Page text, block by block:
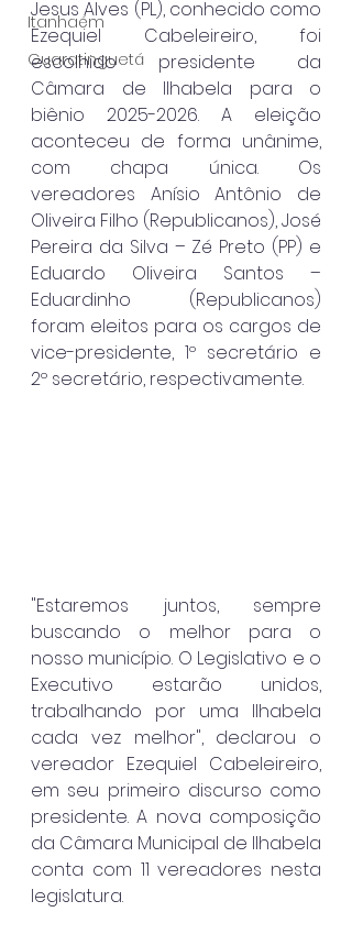
Itanhaém
Guaratinguetá
Jesus Alves (PL), conhecido como
Ezequiel Cabeleireiro, foi
escolhido presidente da
Câmara de Ilhabela para o
biênio 2025-2026. A eleição
aconteceu de forma unânime,
com chapa única. Os
vereadores Anísio Antônio de
Oliveira Filho (Republicanos), José
Pereira da Silva – Zé Preto (PP) e
Eduardo Oliveira Santos –
Eduardinho (Republicanos)
foram eleitos para os cargos de
vice-presidente, 1º secretário e
2º secretário, respectivamente.
"Estaremos juntos, sempre
buscando o melhor para o
nosso município. O Legislativo e o
Executivo estarão unidos,
trabalhando por uma Ilhabela
cada vez melhor", declarou o
vereador Ezequiel Cabeleireiro,
em seu primeiro discurso como
presidente. A nova composição
da Câmara Municipal de Ilhabela
conta com 11 vereadores nesta
legislatura.